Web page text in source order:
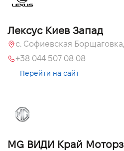
Лексус Киев Запад
+38 044 507 08 08
Перейти на сайт
MG ВИДИ Край Моторз